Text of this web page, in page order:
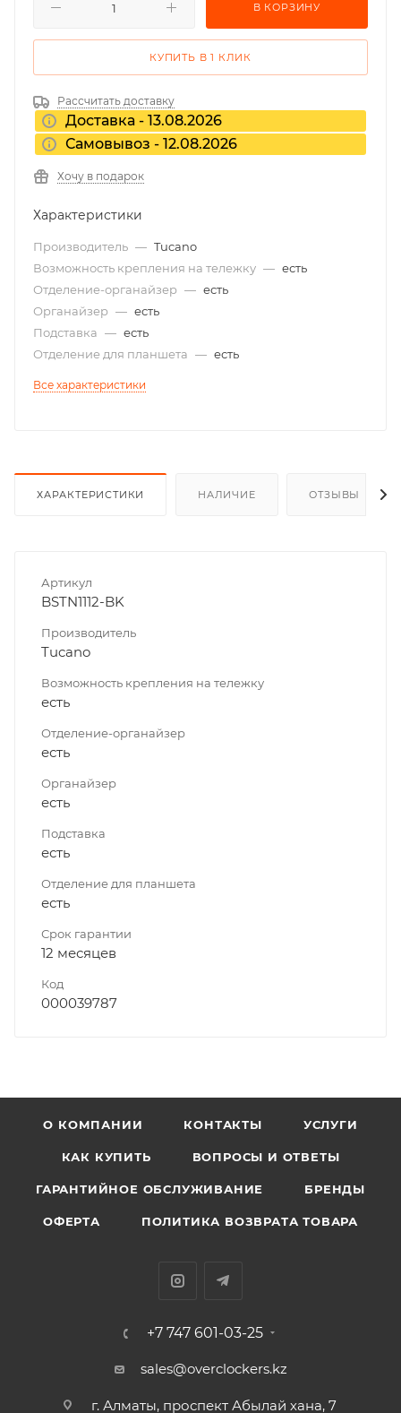
В КОРЗИНУ
КУПИТЬ В 1 КЛИК
Рассчитать доставку
Доставка - 13.08.2026
Самовывоз - 12.08.2026
Хочу в подарок
Характеристики
Производитель — Tucano
Возможность крепления на тележку — есть
Отделение-органайзер — есть
Органайзер — есть
Подставка — есть
Отделение для планшета — есть
Все характеристики
ХАРАКТЕРИСТИКИ НАЛИЧИЕ ОТЗЫВЫ
Артикул
BSTN1112-BK
Производитель
Tucano
Возможность крепления на тележку
есть
Отделение-органайзер
есть
Органайзер
есть
Подставка
есть
Отделение для планшета
есть
Срок гарантии
12 месяцев
Код
000039787
О КОМПАНИИ КОНТАКТЫ УСЛУГИ
КАК КУПИТЬ ВОПРОСЫ И ОТВЕТЫ
ГАРАНТИЙНОЕ ОБСЛУЖИВАНИЕ БРЕНДЫ
ОФЕРТА ПОЛИТИКА ВОЗВРАТА ТОВАРА
+7 747 601-03-25
sales@overclockers.kz
г. Алматы, проспект Абылай хана, 7